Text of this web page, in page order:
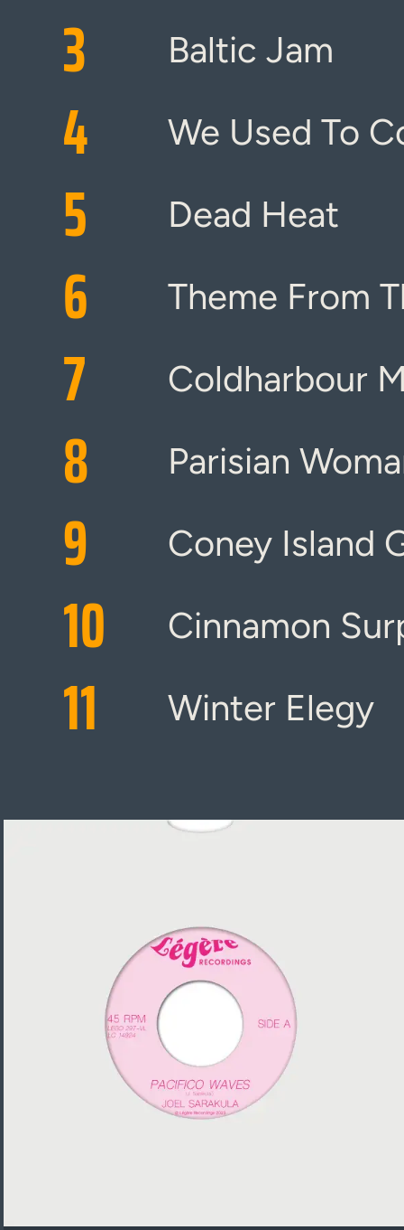
3
Baltic Jam
4 We Used To
5 Dead Heat
6 Theme From
7 Coldharbour
8 Parisian
9 Coney Island
10 Cinnamon
11 Winter Elegy